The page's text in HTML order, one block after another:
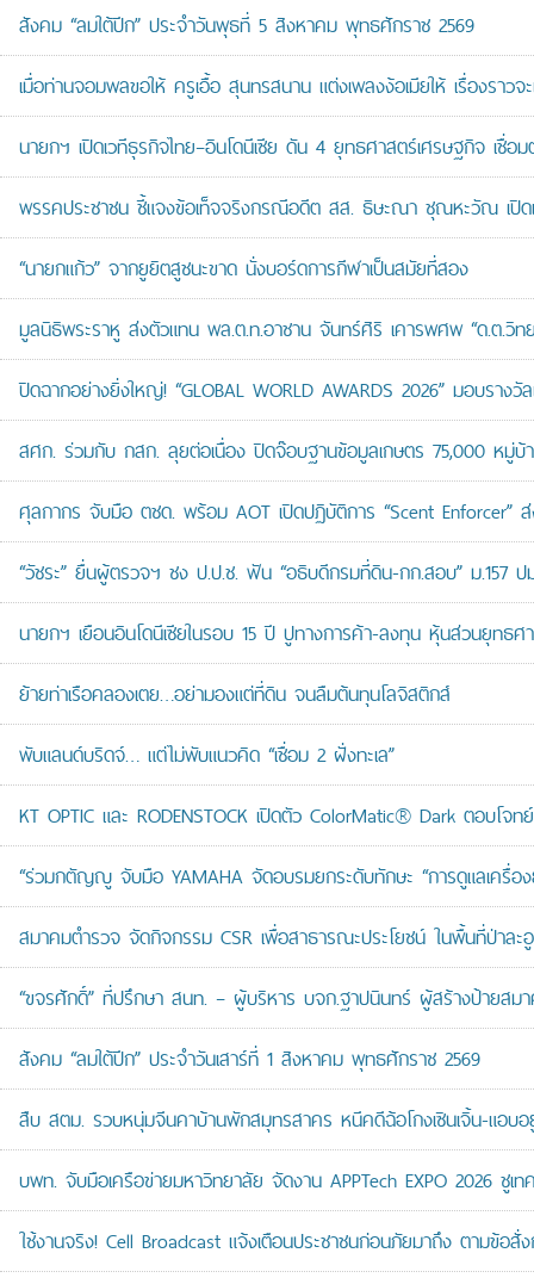
สังคม “ลมใต้ปีก” ประจำวันพุธที่ 5 สิงหาคม พุทธศักราช 2569
เมื่อท่านจอมพลขอให้ ครูเอื้อ สุนทรสนาน แต่งเพลงง้อเมียให้ เรื่องราวจะ
นายกฯ เปิดเวทีธุรกิจไทย–อินโดนีเซีย ดัน 4 ยุทธศาสตร์เศรษฐกิจ เ
พรรคประชาชน ชี้แจงข้อเท็จจริงกรณีอดีต สส. ธิษะณา ชุณหะวัณ เปิด
“นายกแก้ว” จากยูยิตสูชนะขาด นั่งบอร์ดการกีฬาเป็นสมัยที่สอง
มูลนิธิพระราหู ส่งตัวแทน พล.ต.ท.อาชาน จันทร์ศิริ เคารพศพ “ด.ต.วิท
ปิดฉากอย่างยิ่งใหญ่! “GLOBAL WORLD AWARDS 2026” มอบรา
สศก. ร่วมกับ กสก. ลุยต่อเนื่อง ปิดจ๊อบฐานข้อมูลเกษตร 75,000 หมู่
ศุลกากร จับมือ ตชด. พร้อม AOT เปิดปฏิบัติการ “Scent Enforcer”
“วัชระ” ยื่นผู้ตรวจฯ ชง ป.ป.ช. ฟัน “อธิบดีกรมที่ดิน-กก.สอบ” ม.157 ป
นายกฯ เยือนอินโดนีเซียในรอบ 15 ปี ปูทางการค้า-ลงทุน หุ้นส่วนยุทธศ
ย้ายท่าเรือคลองเตย…อย่ามองแต่ที่ดิน จนลืมต้นทุนโลจิสติกส์
พับแลนด์บริดจ์… แต่ไม่พับแนวคิด “เชื่อม 2 ฝั่งทะเล”
KT OPTIC และ RODENSTOCK เปิดตัว ColorMatic® Dark ตอบโจ
“ร่วมกตัญญู จับมือ YAMAHA จัดอบรมยกระดับทักษะ “การดูแลเครื่อ
สมาคมตำรวจ จัดกิจกรรม CSR เพื่อสาธารณะประโยชน์ ในพื้นที่ป่าละอู
“ขจรศักดิ์” ที่ปรึกษา สนท. – ผู้บริหาร บจก.ฐาปนินทร์ ผู้สร้างป้ายสม
สังคม “ลมใต้ปีก” ประจำวันเสาร์ที่ 1 สิงหาคม พุทธศักราช 2569
สืบ สตม. รวบหนุ่มจีนคาบ้านพักสมุทรสาคร หนีคดีฉ้อโกงเซินเจิ้น-แอบอ
บพท. จับมือเครือข่ายมหาวิทยาลัย จัดงาน APPTech EXPO 2026 ชูเ
ใช้งานจริง! Cell Broadcast แจ้งเตือนประชาชนก่อนภัยมาถึง ตามข้อสั่